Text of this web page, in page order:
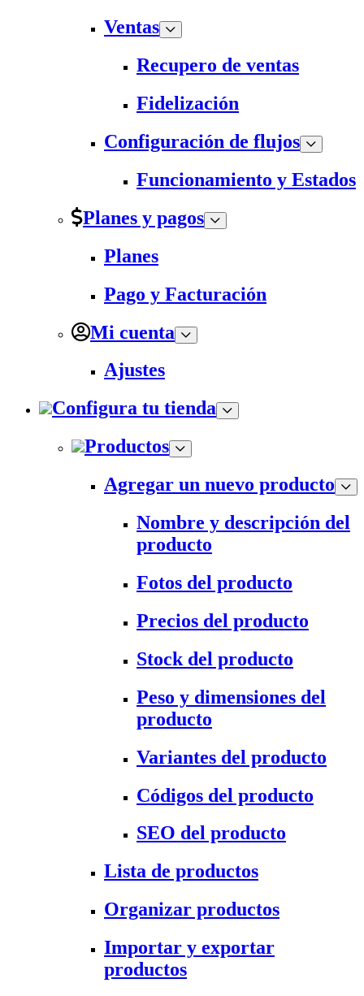
Ventas
Recupero de ventas
Fidelización
Configuración de flujos
Funcionamiento y Estados
Planes y pagos
Planes
Pago y Facturación
Mi cuenta
Ajustes
Configura tu tienda
Productos
Agregar un nuevo producto
Nombre y descripción del
producto
Fotos del producto
Precios del producto
Stock del producto
Peso y dimensiones del
producto
Variantes del producto
Códigos del producto
SEO del producto
Lista de productos
Organizar productos
Importar y exportar
productos